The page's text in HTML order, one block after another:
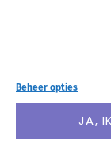
Beheer opties
JA,
BOEKEN